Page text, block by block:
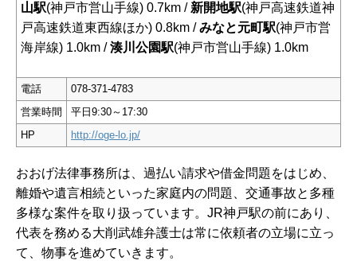
山駅(神戸市営山手線) 0.7km / 新開地駅(神戸高速鉄道神
戸高速鉄道東西線ほか) 0.8km /みなと元町駅(神戸市営
海岸線) 1.0km /湊川公園駅(神戸市営山手線) 1.0km
電話
078-371-4783
営業時間
平日9:30～17:30
HP
http://oge-lo.jp/
おおげ法律事務所は、過払い請求や借金問題をはじめ、
離婚や遺言相続といった家庭内の問題、交通事故と多種
多様な案件を取り扱っています。JR神戸駅の前にあり、
代表を務める大削武雄弁護士は常に依頼者の立場に立っ
て、物事を進めていきます。